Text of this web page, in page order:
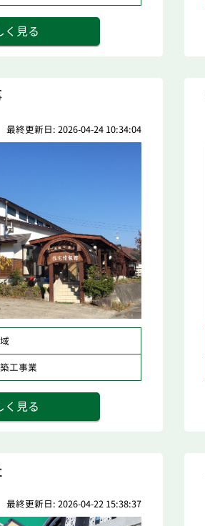
く見る
最終更新日: 2026-04-24 10:34:04
工事業
く見る
最終更新日: 2026-04-22 15:38:37